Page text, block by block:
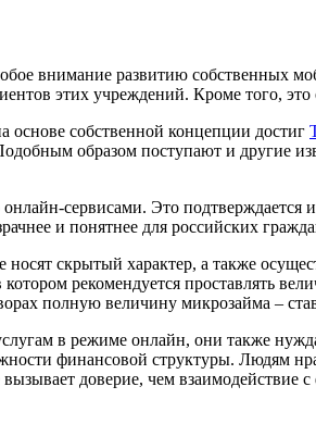
внимание развитию
этих учреждений. Кроме того,
основе собственной концепции достиг
образом поступают и другие
онлайн-сервисами. Это
и понятнее для российских
носят скрытый характер, а также
рекомендуется проставлять
полную величину микрозайма –
в режиме онлайн, они также
финансовой структуры. Людям
доверие, чем взаимодействие